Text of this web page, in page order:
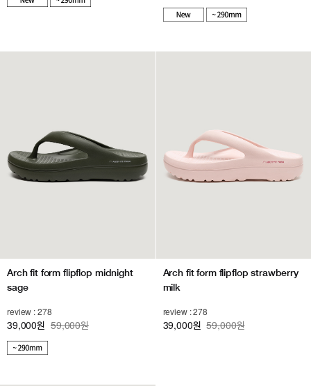
Arch fit form flipflop midnight
sage
review : 278
39,000원 59,000원
Arch fit form flipflop strawberry
milk
review : 278
39,000원 59,000원